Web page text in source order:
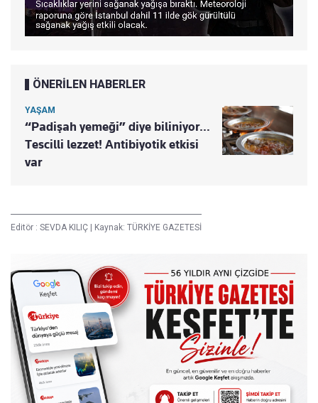
ÖNERİLEN HABERLER
YAŞAM
“Padişah yemeği” diye biliniyor…
Tescilli lezzet! Antibiyotik etkisi
var
Editör : SEVDA KILIÇ | Kaynak: TÜRKİYE GAZETESİ